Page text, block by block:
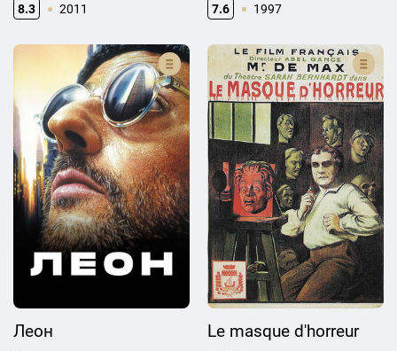
8.3 2011 7.6 1997
Леон Le masque d'horreur